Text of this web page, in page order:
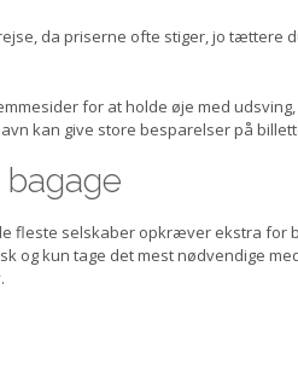
da priserne ofte stiger, jo tættere
for at holde øje med udsving,
kan give store besparelser på
bagage
fleste selskaber opkræver ekstra for
og kun tage det mest nødvendige